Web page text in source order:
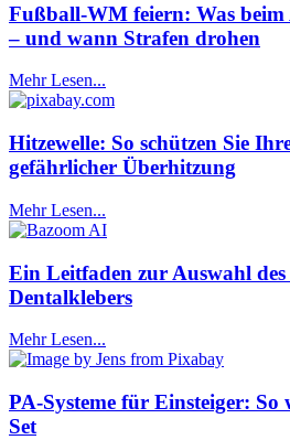
Fußball-WM feiern: Was
– und wann Strafen drohen
Mehr Lesen...
Hitzewelle: So schützen Sie
gefährlicher Überhitzung
Mehr Lesen...
Ein Leitfaden zur Auswahl
Dentalklebers
Mehr Lesen...
PA-Systeme für Einsteiger:
Set